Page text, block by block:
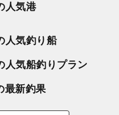
人気港
人気釣り船
人気船釣りプラン
最新釣果